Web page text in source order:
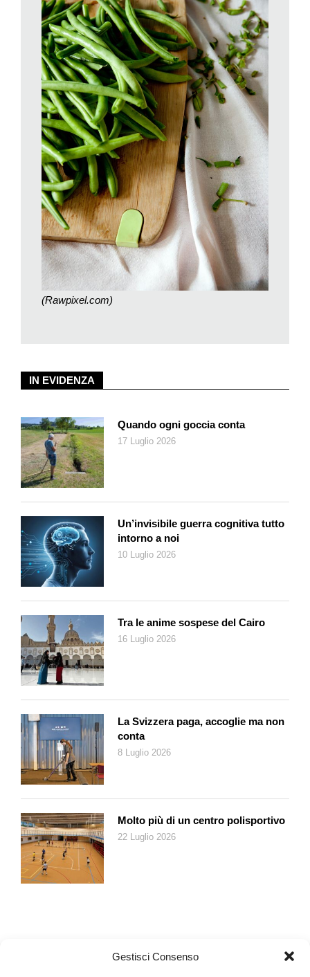
Gestisci Consenso
IN EVIDENZA
Quando ogni goccia conta
17 Luglio 2026
Un’invisibile guerra cognitiva tutto
intorno a noi
10 Luglio 2026
Tra le anime sospese del Cairo
16 Luglio 2026
La Svizzera paga, accoglie ma non
conta
8 Luglio 2026
Molto più di un centro polisportivo
22 Luglio 2026
(Rawpixel.com)